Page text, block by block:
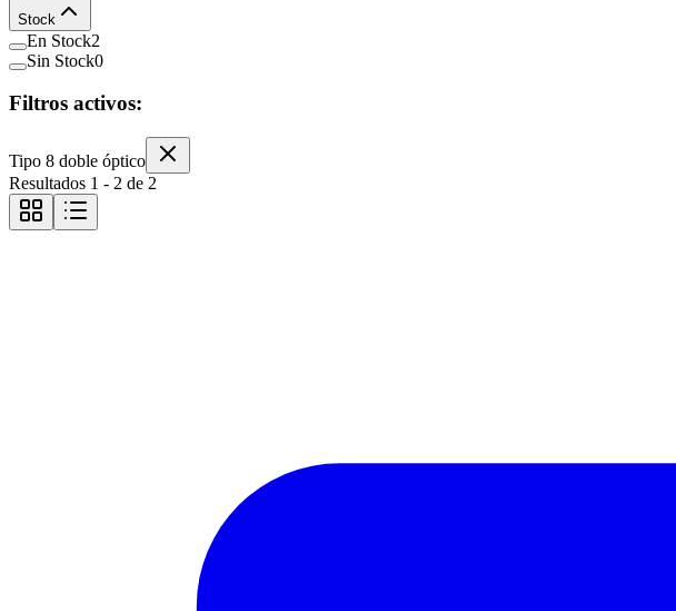
Stock
En Stock2
Sin Stock0
Filtros activos:
Tipo 8 doble óptico
Resultados 1 - 2 de 2